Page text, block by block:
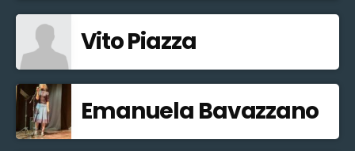
Vito Piazza
Emanuela Bavazzano